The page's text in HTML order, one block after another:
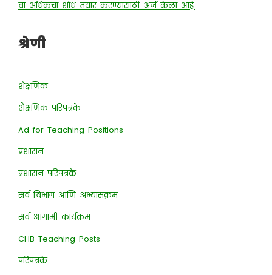
वा अधिकचा शोध तयार करण्यासाठी अर्ज केला आहे.
श्रेणी
शैक्षणिक
शैक्षणिक परिपत्रके
Ad for Teaching Positions
प्रशासन
प्रशासन परिपत्रके
सर्व विभाग आणि अभ्यासक्रम
सर्व आगामी कार्यक्रम
CHB Teaching Posts
परिपत्रके